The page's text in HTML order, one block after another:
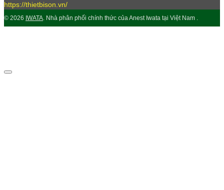
https://thietbison.vn/
© 2026 IWATA. Nhà phân phối chính thức của Anest Iwata tại Việt Nam .